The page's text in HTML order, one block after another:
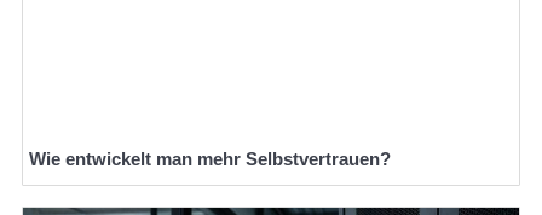
Wie entwickelt man mehr Selbstvertrauen?